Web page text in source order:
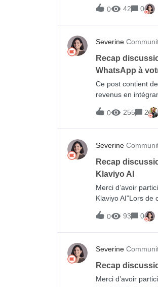
la valeur vie grâce
0 42 0
Severine
Recap
WhatsApp à
Ce post contient
revenus en
savoir plus ?
Comprendre la
Comment ajouter
conversations
anglais) : Best
dessous ou
0 255 2
Severine
Recap
Klaviyo AI
Merci d’avoir
Klaviyo AI”Lors de
rédiger du
0 93 0
Severine
Recap
Merci d’avoir